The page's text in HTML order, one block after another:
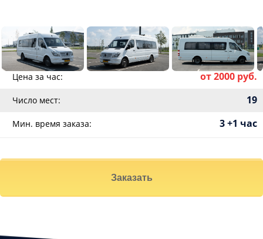
Цена за час: от 2000 руб.
Число мест: 19
Мин. время заказа: 3 +1 час
Заказать